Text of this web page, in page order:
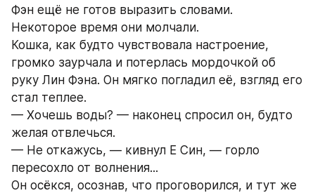
Фэн ещё не готов выразить словами.
Некоторое время они молчали.
Кошка, как будто чувствовала настроение,
громко заурчала и потерлась мордочкой об
руку Лин Фэна. Он мягко погладил её, взгляд его
стал теплее.
— Хочешь воды? — наконец спросил он, будто
желая отвлечься.
— Не откажусь, — кивнул Е Син, — горло
пересохло от волнения...
Он осёкся, осознав, что проговорился, и тут же